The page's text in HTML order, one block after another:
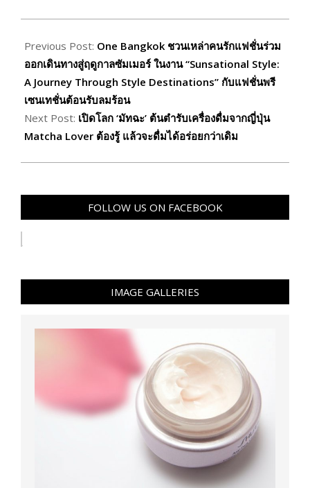
03-
13
Previous Post: One Bangkok ชวนเหล่าคนรักแฟชั่นร่วม
ออกเดินทางสู่ฤดูกาลซัมเมอร์ ในงาน “Sunsational Style:
A Journey Through Style Destinations” กับแฟชั่นพรี
เซนเทชั่นต้อนรับลมร้อน
Next Post: เปิดโลก ‘มัทฉะ’ ต้นตำรับเครื่องดื่มจากญี่ปุ่น
Matcha Lover ต้องรู้ แล้วจะดื่มได้อร่อยกว่าเดิม
FOLLOW US ON FACEBOOK
IMAGE GALLERIES